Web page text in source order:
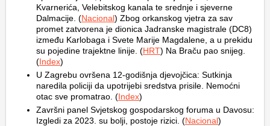
Kvarnerića, Velebitskog kanala te srednje i sjeverne
Dalmacije. (Nacional) Zbog orkanskog vjetra za sav
promet zatvorena je dionica Jadranske magistrale (DC8)
između Karlobaga i Svete Marije Magdalene, a u prekidu
su pojedine trajektne linije. (HRT) Na Braču pao snijeg.
(Index)
U Zagrebu ovršena 12-godišnja djevojčica: Sutkinja
naredila policiji da upotrijebi sredstva prisile. Nemoćni
otac sve promatrao. (Index)
Završni panel Svjetskog gospodarskog foruma u Davosu:
Izgledi za 2023. su bolji, postoje rizici. (Nacional)